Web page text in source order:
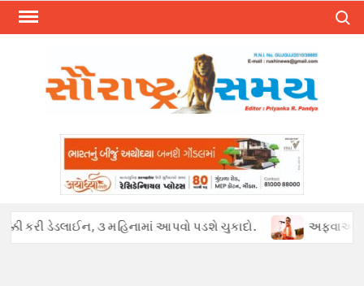
Skip
ડેડલાઈન, ૩ મહિનામાં આપવો પડશે ચુકાદો. અફવાઓથી હડકંપ